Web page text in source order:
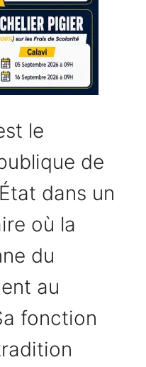
le
de
dans un
où la
du
au
fonction